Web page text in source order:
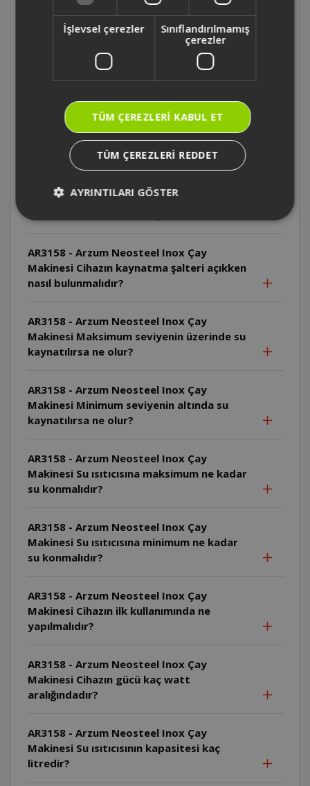
Makinesi Cihazın dış yüzeyi neden dikkatli
tutulmalıdır?
AR3158 - Arzum Neosteel Inox Çay
AR3158 - Arzum Neosteel Inox Çay
Makinesi Cihazın enerji tabanı suya
sokulabilir mi?
AR3158 - Arzum Neosteel Inox Çay
AR3158 - Arzum Neosteel Inox Çay
Makinesi Cihazın kaynatma şalteri açıkken
nasıl bulunmalıdır?
AR3158 - Arzum Neosteel Inox Çay
Makinesi Maksimum seviyenin üzerinde su
kaynatılırsa ne olur?
AR3158 - Arzum Neosteel Inox Çay
Makinesi Minimum seviyenin altında su
kaynatılırsa ne olur?
AR3158 - Arzum Neosteel Inox Çay
Makinesi Su ısıtıcısına maksimum ne kadar
su konmalıdır?
AR3158 - Arzum Neosteel Inox Çay
Makinesi Su ısıtıcısına minimum ne kadar
su konmalıdır?
AR3158 - Arzum Neosteel Inox Çay
Makinesi Cihazın ilk kullanımında ne
yapılmalıdır?
AR3158 - Arzum Neosteel Inox Çay
Makinesi Cihazın gücü kaç watt
aralığındadır?
AR3158 - Arzum Neosteel Inox Çay
Makinesi Su ısıtıcısının kapasitesi kaç
litredir?
İşlevsel çerezler
Sınıflandırılmamış
çerezler
TÜM ÇEREZLERI KABUL ET
TÜM ÇEREZLERI REDDET
AYRINTILARI GÖSTER